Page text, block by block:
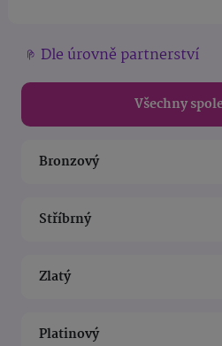
Dle úrovně partnerství
Všechny
Bronzový
Stříbrný
Zlatý
Platinový